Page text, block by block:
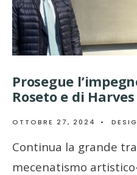
Prosegue
Roseto e di Harves
OTTOBRE 27, 2024 •
Continua la grande
mecenatismo